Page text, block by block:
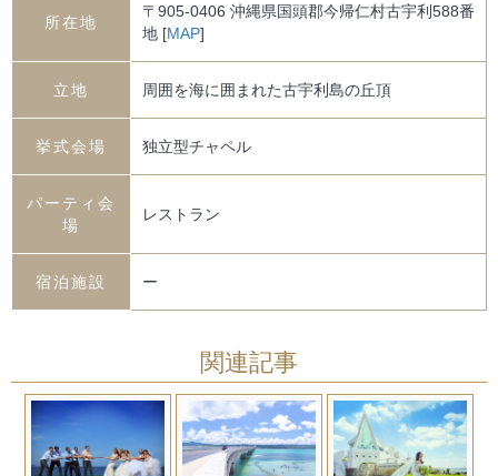
所在地
〒905-0406 沖縄県国頭郡今帰仁村古宇利588番
地 [MAP]
立地 周囲を海に囲まれた古宇利島の丘頂
挙式会場 独立型チャペル
パーティ会
場
レストラン
宿泊施設 ー
関連記事